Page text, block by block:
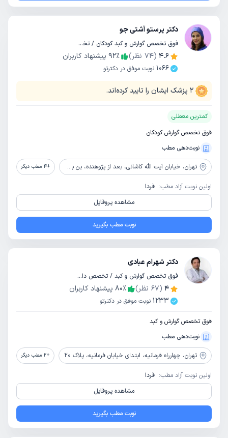
دکتر پرستو آشتی جو
فوق تخصص گوارش و کبد کودکان / تخصص کودکان و اطفال
4.6
(
74 نظر) 92٪
پیشنهاد کاربران
1066 نوبت موفق در دکترتو
2 پزشک ایشان را تایید کرده‌اند.
کمترین معطلی
فوق تخصص گوارش کودکان
نوبت‌دهی مطب
تهران، خیابان آیت الله کاشانی، بعد از پژوهنده، بن بست بیدار، پلاک 1، طبقه 1 +
4 مطب دیگر
اولین نوبت آزاد مطب: فردا
مشاهده پروفایل
نوبت مطب بگیرید
دکتر شهرام عبادی
فوق تخصص گوارش و کبد / تخصص داخلی
4
(
67 نظر) 80٪
پیشنهاد کاربران
1233 نوبت موفق در دکترتو
فوق تخصص گوارش و کبد
نوبت‌دهی مطب
تهران، چهارراه فرمانیه، ابتدای خیابان فرمانیه، پلاک 20 +
2 مطب دیگر
اولین نوبت آزاد مطب: فردا
مشاهده پروفایل
نوبت مطب بگیرید